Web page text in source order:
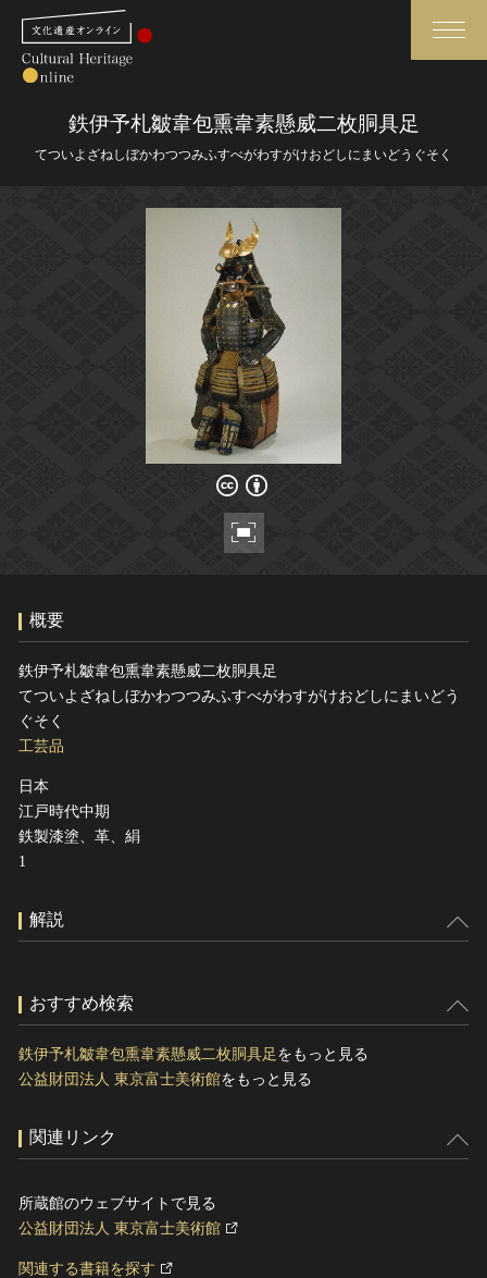
さらに詳細検索
全国の美術館・博物館
媒体資料・関連記事等
博物館、美術館の皆さまへ
文化庁よりご挨拶
今月のみどころ
お知らせ一覧
ヘルプ
このサイトについて
サイトのご意見はこちら
文化遺産データベース
国指定文化財等データベース
鉄伊予札皺韋包熏韋素懸威二枚胴具足
てついよざねしぼかわつつみふすべがわすがけおどしにまいどうぐそく
概要
鉄伊予札皺韋包熏韋素懸威二枚胴具足
てついよざねしぼかわつつみふすべがわすがけおどしにまいどう
ぐそく
工芸品
日本
江戸時代中期
鉄製漆塗、革、絹
1
解説
おすすめ検索
鉄伊予札皺韋包熏韋素懸威二枚胴具足 をもっと見る
公益財団法人 東京富士美術館をもっと見る
関連リンク
所蔵館のウェブサイトで見る
公益財団法人 東京富士美術館
関連する書籍を探す